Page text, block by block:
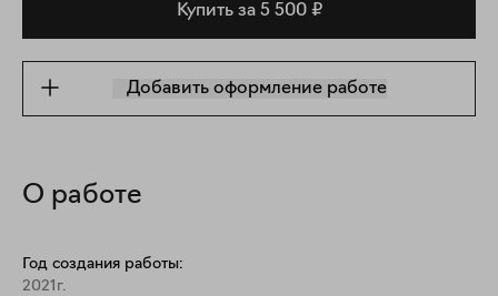
Купить за 5 500 ₽
Добавить оформление работе
О работе
Год создания работы:
2021г.